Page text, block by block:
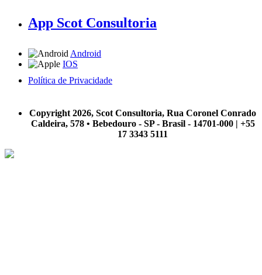
App Scot Consultoria
Android
IOS
Política de Privacidade
Copyright 2026, Scot Consultoria, Rua Coronel Conrado
Caldeira, 578 • Bebedouro - SP - Brasil - 14701-000 | +55
17 3343 5111